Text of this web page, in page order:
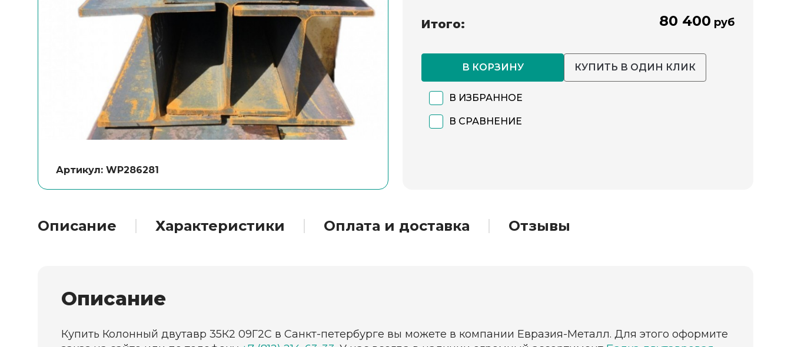
Артикул: WP286281
Итого: 80 400 руб
В КОРЗИНУ КУПИТЬ В ОДИН КЛИК
В ИЗБРАННОЕ
В СРАВНЕНИЕ
Описание Характеристики Оплата и доставка Отзывы
Описание
Купить Колонный двутавр 35К2 09Г2С в Санкт-петербурге вы можете в компании Евразия-Металл. Для этого оформите